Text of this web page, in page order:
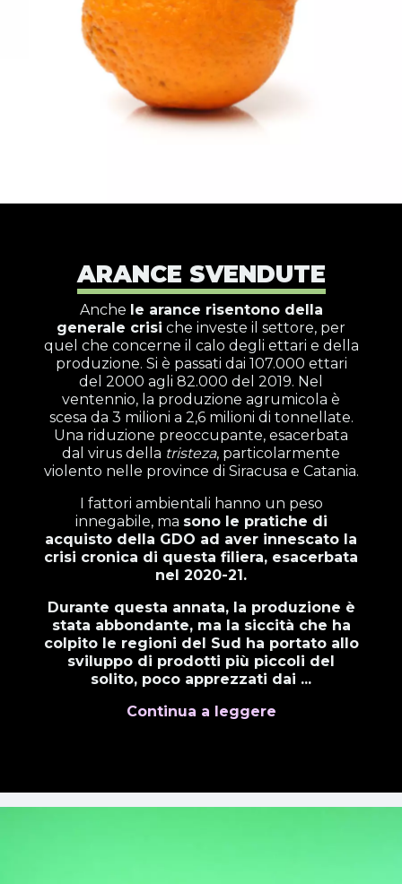
ARANCE SVENDUTE
Anche le arance risentono della
generale crisi che investe il settore, per
quel che concerne il calo degli ettari e della
produzione. Si è passati dai 107.000 ettari
del 2000 agli 82.000 del 2019. Nel
ventennio, la produzione agrumicola è
scesa da 3 milioni a 2,6 milioni di tonnellate.
Una riduzione preoccupante, esacerbata
dal virus della tristeza, particolarmente
violento nelle province di Siracusa e Catania.
I fattori ambientali hanno un peso
innegabile, ma sono le pratiche di
acquisto della GDO ad aver innescato la
crisi cronica di questa filiera, esacerbata
nel 2020-21.
Durante questa annata, la produzione è
stata abbondante, ma la siccità che ha
colpito le regioni del Sud ha portato allo
sviluppo di prodotti più piccoli del
solito, poco apprezzati dai ...
Continua a leggere